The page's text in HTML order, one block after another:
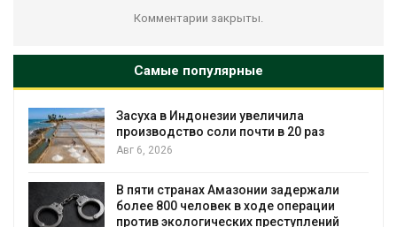
Комментарии закрыты.
Самые популярные
В Австралии снизят стоимость
установки солнечных панелей для
бизнеса
Москвариум отметит 11-летие
трёхдневным фестивалем